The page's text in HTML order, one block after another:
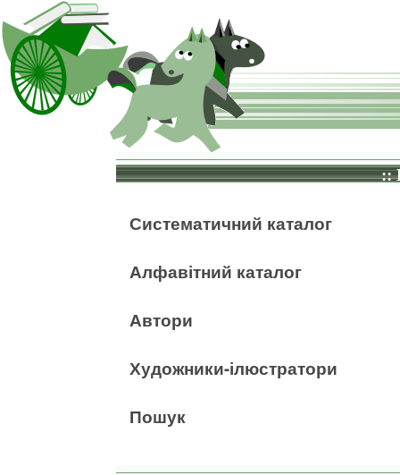
::
Систематичний каталог
Алфавітний каталог
Автори
Художники-ілюстратори
Пошук